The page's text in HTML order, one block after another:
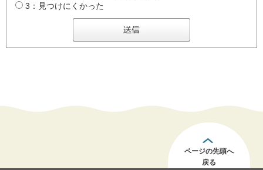
3：見つけにくかった
ページの先頭へ
戻る